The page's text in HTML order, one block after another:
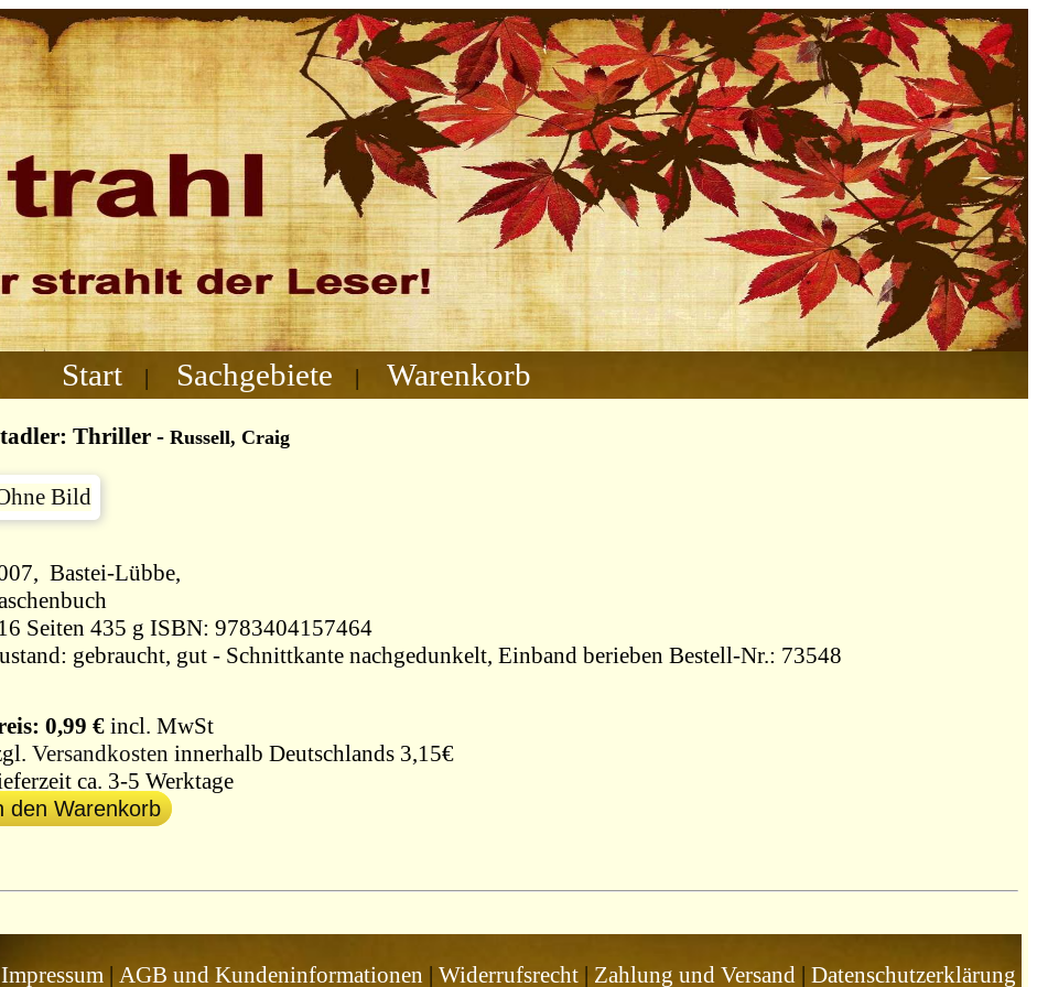
Start | Sachgebiete | Warenkorb
Thriller- Russell, Craig
Bastei-Lübbe,
416 Seiten 435 g ISBN: 9783404157464
gebraucht, gut - Schnittkante nachgedunkelt, Einband berieben Bestell-Nr.: 73548
0,99 €incl. MwSt
Versandkosten innerhalb Deutschlands 3,15€
ca. 3-5 Werktage
den Warenkorb
Impressum| AGB und Kundeninformationen | Widerrufsrecht| Zahlung und Versand| Datenschutzerklärung